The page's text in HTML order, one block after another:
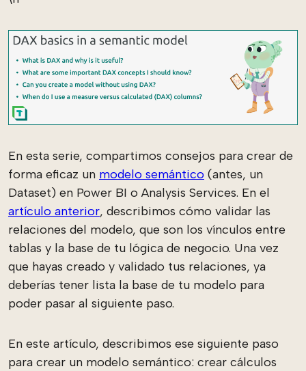
En esta serie, compartimos consejos para crear de
forma eficaz un modelo semántico (antes, un
Dataset) en Power BI o Analysis Services. En el
artículo anterior, describimos cómo validar las
relaciones del modelo, que son los vínculos entre
tablas y la base de tu lógica de negocio. Una vez
que hayas creado y validado tus relaciones, ya
deberías tener lista la base de tu modelo para
poder pasar al siguiente paso.
En este artículo, describimos ese siguiente paso
para crear un modelo semántico: crear cálculos